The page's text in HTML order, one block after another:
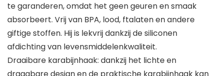
te garanderen, omdat het geen geuren en smaak
absorbeert. Vrij van BPA, lood, ftalaten en andere
giftige stoffen. Hij is lekvrij dankzij de siliconen
afdichting van levensmiddelenkwaliteit.
Draaibare karabijnhaak: dankzij het lichte en